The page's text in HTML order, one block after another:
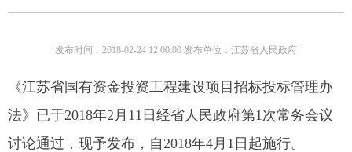
发布时间：2018-02-24 12:00:00 发布单位：江苏省人民政府
《江苏省国有资金投资工程建设项目招标投标管理办
法》已于2018年2月11日经省人民政府第1次常务会议
讨论通过，现予发布，自2018年4月1日起施行。